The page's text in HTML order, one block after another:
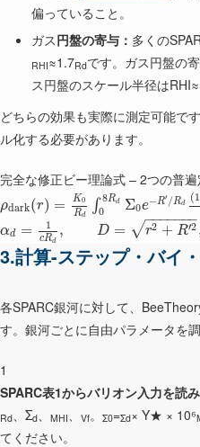
偏っていること。
ガス円盤の寄与： 多くの
RHI≈1.7Rdです。ガス円盤の
ス円盤のスケール半径は
どちらの効果も実際に測定可能で
ル化する必要があります。
完全な修正ビー理論式 – 2つの普遍
ρdark(r) = K0
Rd
∫ 8Rd
0 Σ0e−R′ /Rd
(1
αd = 1
cRd
, D = r2 + R′2
− −
−−−−−
√
3.計算-ステップ・バイ
各SPARC銀河に対して、
す。銀河ごとに自由パラメータを
1
SPARC表1からバリオン入力を読み
Rd 、Σd MHI Vf。 Σ0=Σd× Υ★ × 10⁶
てください。